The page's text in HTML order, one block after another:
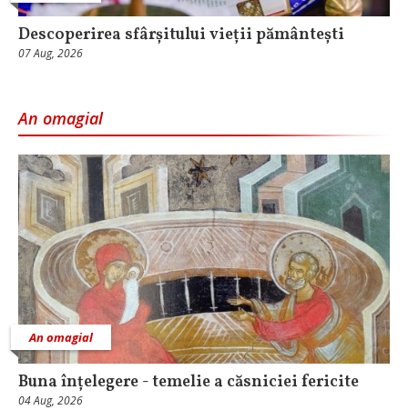
Descoperirea sfârșitului vieții pământești
07 Aug, 2026
An omagial
An omagial
Buna înțelegere - temelie a căsniciei fericite
04 Aug, 2026